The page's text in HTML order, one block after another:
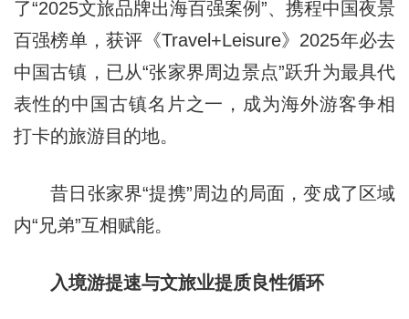
了“2025文旅品牌出海百强案例”、携程中国夜景
百强榜单，获评《Travel+Leisure》2025年必去
中国古镇，已从“张家界周边景点”跃升为最具代
表性的中国古镇名片之一，成为海外游客争相
打卡的旅游目的地。
昔日张家界“提携”周边的局面，变成了区域
内“兄弟”互相赋能。
入境游提速与文旅业提质良性循环